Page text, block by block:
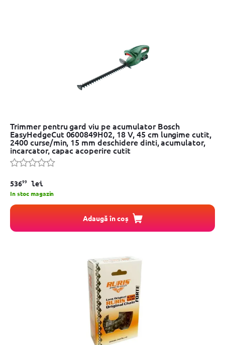
Trimmer pentru gard viu pe acumulator Bosch
EasyHedgeCut 0600849H02, 18 V, 45 cm lungime cutit,
2400 curse/min, 15 mm deschidere dinti, acumulator,
incarcator, capac acoperire cutit
53699 lei
In stoc magazin
Adaugă în coș